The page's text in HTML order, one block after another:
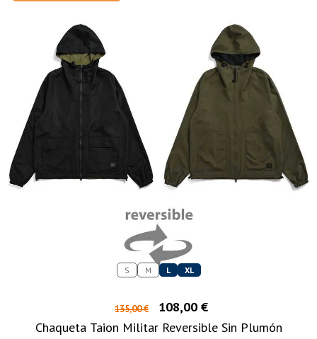
S M L XL
135,00 €
108,00 €
Chaqueta Taion Militar Reversible Sin Plumón